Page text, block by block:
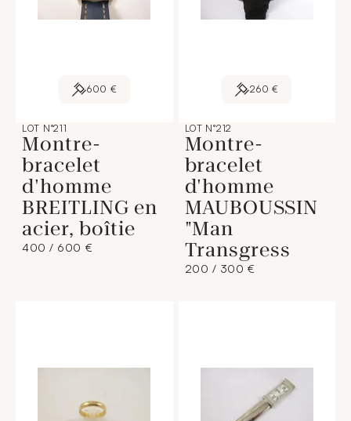
600 €
LOT N°211
Montre-
bracelet
d'homme
BREITLING en
acier, boîtie
400 / 600 €
260 €
LOT N°212
Montre-
bracelet
d'homme
MAUBOUSSIN
"Man
Transgress
200 / 300 €